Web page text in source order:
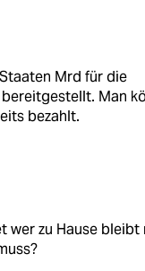
Mrd für die
Man
bezahlt.
wer zu Hause